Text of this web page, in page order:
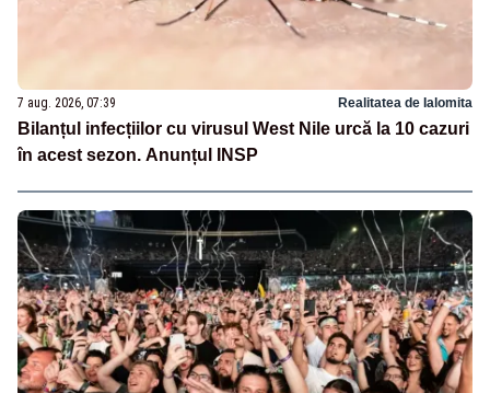
7 aug. 2026, 07:39 Realitatea de Ialomita
Bilanțul infecțiilor cu virusul West Nile urcă la 10 cazuri
în acest sezon. Anunțul INSP